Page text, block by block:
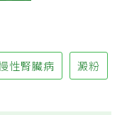
性腎臟病 澱粉